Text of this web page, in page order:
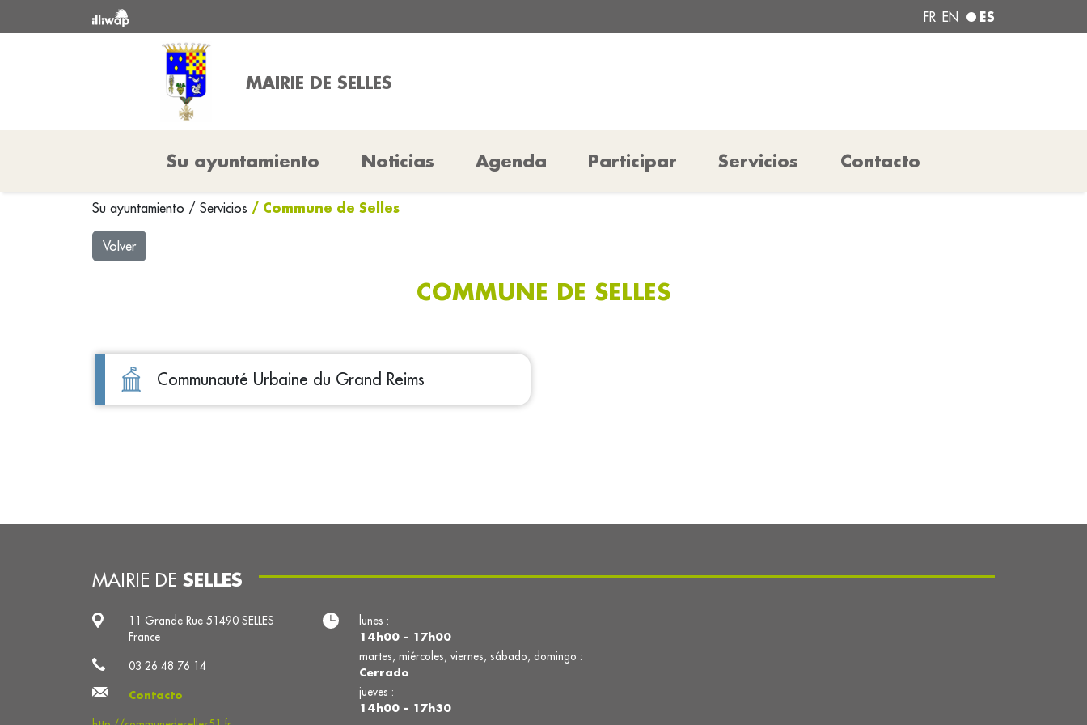
FR EN ES
MAIRIE DE SELLES
Su ayuntamiento Noticias Agenda Participar Servicios Contacto
Su ayuntamiento / Servicios / Commune de Selles
Volver
COMMUNE DE SELLES
Communauté Urbaine du Grand Reims
MAIRIE DE SELLES
11 Grande Rue 51490 SELLES
France
03 26 48 76 14
Contacto
lunes :
14h00 - 17h00
martes, miércoles, viernes, sábado, domingo :
Cerrado
jueves :
14h00 - 17h30